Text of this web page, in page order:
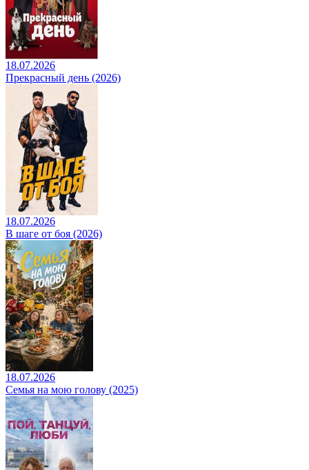
18.07.2026
Прекрасный день (2026)
18.07.2026
В шаге от боя (2026)
18.07.2026
Семья на мою голову (2025)